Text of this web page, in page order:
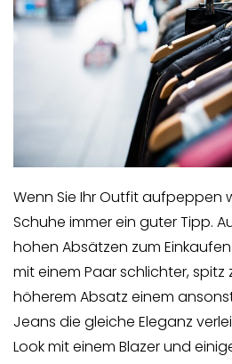
Wenn Sie Ihr Outfit aufpeppen
Schuhe immer ein guter Tipp.
hohen Absätzen zum
mit einem Paar schlichter,
höherem Absatz einem
Jeans die gleiche Eleganz
Look mit einem Blazer und